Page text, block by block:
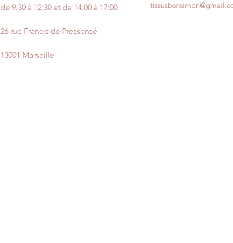
Il n'est pas
: Lavage
de 9:30 à 12:30 et de 14:00 à 17:00
26 rue Francis de Pressensé
13001 Marseille